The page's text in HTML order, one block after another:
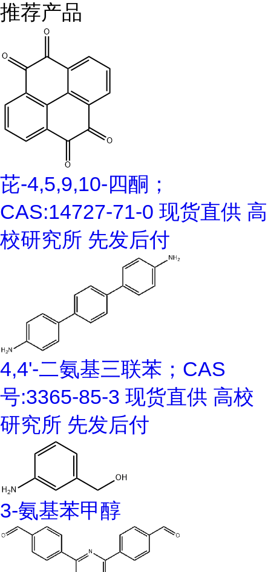
推荐产品
芘-4,5,9,10-四酮；
CAS:14727-71-0 现货直供 高
校研究所 先发后付
4,4'-二氨基三联苯；CAS
号:3365-85-3 现货直供 高校
研究所 先发后付
3-氨基苯甲醇